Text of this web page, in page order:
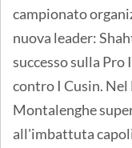
campionato
nuova leader:
successo sulla Pro
contro I Cusin. Nel
Montalenghe
all'imbattuta